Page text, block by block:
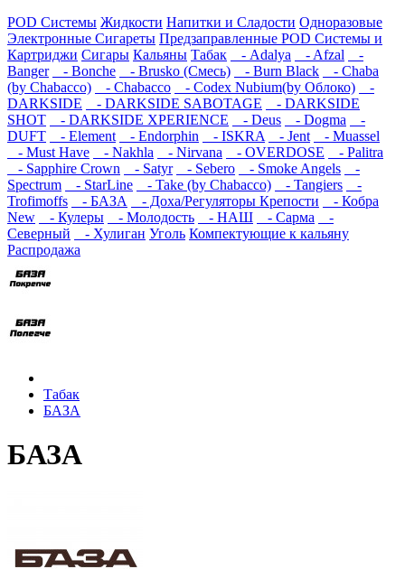
POD Системы Жидкости Напитки и Сладости Одноразовые
Электронные Сигареты Предзаправленные POD Системы и
Картриджи Сигары Кальяны Табак - Adalya - Afzal
-
Banger
- Bonche - Brusko (Смесь) - Burn Black
- Chaba
(by Chabacco)
- Chabacco - Codex Nubium(by Облоко)
-
DARKSIDE
- DARKSIDE SABOTAGE
- DARKSIDE
SHOT
- DARKSIDE XPERIENCE - Deus - Dogma
-
DUFT
- Element - Endorphin - ISKRA - Jent
- Muassel
- Must Have
- Nakhla - Nirvana - OVERDOSE
- Palitra
- Sapphire Crown
- Satyr - Sebero - Smoke Angels
-
Spectrum
- StarLine - Take (by Chabacco) - Tangiers
-
Trofimoffs
- БАЗА - Доха/Регуляторы Крепости
- Кобра
New
- Кулеры - Молодость - НАШ - Сарма
-
Северный
- Хулиган Уголь Компектующие к кальяну
Распродажа
Табак
БАЗА
БАЗА